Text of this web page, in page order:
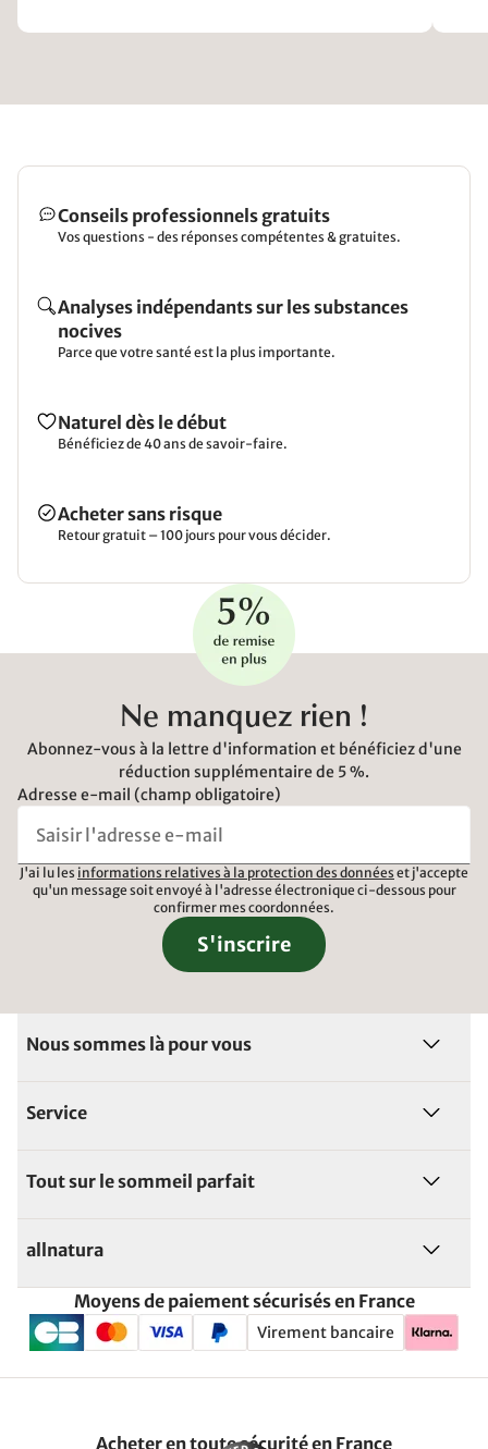
Conseils professionnels gratuits
Vos questions - des réponses compétentes & gratuites.
Analyses indépendants sur les substances
nocives
Parce que votre santé est la plus importante.
Naturel dès le début
Bénéficiez de 40 ans de savoir-faire.
Acheter sans risque
Retour gratuit – 100 jours pour vous décider.
Ne manquez rien !
Abonnez-vous à la lettre d'information et bénéficiez d'une
réduction supplémentaire de 5 %.
Adresse e-mail (champ obligatoire)
J'ai lu les informations relatives à la protection des données et j'accepte
qu'un message soit envoyé à l'adresse électronique ci-dessous pour
confirmer mes coordonnées.
S'inscrire
Nous sommes là pour vous
Service
Tout sur le sommeil parfait
allnatura
Moyens de paiement sécurisés en France
Virement bancaire
Acheter en toute sécurité en France